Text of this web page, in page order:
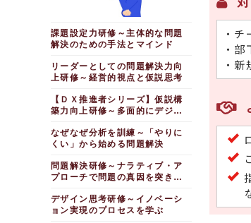
・
・
・
課題設定力研修～主体的な問題
解決のための手法とマインド
リーダーとしての問題解決力向
上研修～経営的視点と仮説思考
【ＤＸ推進者シリーズ】仮説構
築力向上研修～多面的にデジタ
なぜなぜ分析を訓練～「やりに
くい」から始める問題解決
問題解決研修～ナラティブ・ア
プローチで問題の真因を突きと
デザイン思考研修～イノベーシ
ョン実現のプロセスを学ぶ